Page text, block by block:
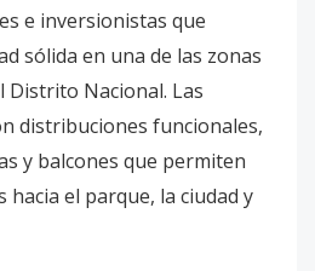
e inversionistas que
sólida en una de las zonas
Distrito Nacional. Las
distribuciones funcionales,
y balcones que permiten
hacia el parque, la ciudad y